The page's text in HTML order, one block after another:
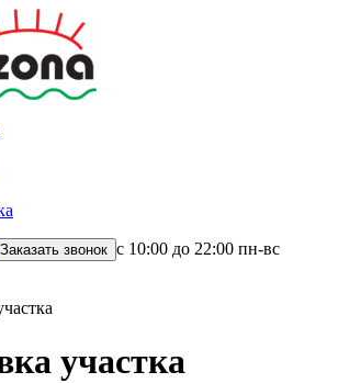
Заказать звонок с 10:00 до 22:00 пн-вс
участка